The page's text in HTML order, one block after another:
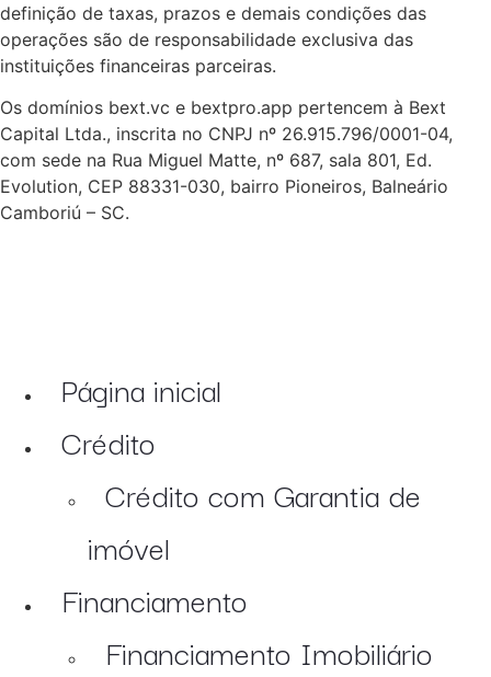
definição de taxas, prazos e demais condições das
operações são de responsabilidade exclusiva das
instituições financeiras parceiras.
Os domínios bext.vc e bextpro.app pertencem à Bext
Capital Ltda., inscrita no CNPJ nº 26.915.796/0001-04,
com sede na Rua Miguel Matte, nº 687, sala 801, Ed.
Evolution, CEP 88331-030, bairro Pioneiros, Balneário
Camboriú – SC.
Página inicial
Crédito
Crédito com Garantia de
imóvel
Financiamento
Financiamento Imobiliário